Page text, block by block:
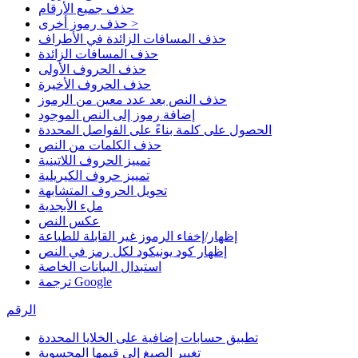
حذف جميع الأرقام
حذف رموز أخرى >
حذف المسافات الزائدة في الأطراف
حذف المسافات الزائدة
حذف الحروف الأولى
حذف الحروف الأخيرة
حذف النص بعد عدد معين من الرموز
إضافة رموز إلى النص الموجود
الحصول على كلمة بناءً على الفواصل المحددة
حذف الكلمات من النص
تمييز الحروف اللاتينية
تمييز حروف الكيريلية
تحويل الحروف المتشابهة
ملء الأبجدية
عكس النص
إظهار/إخفاء الرموز غير القابلة للطباعة
إظهار كود يونيكود لكل رمز في النص
استبدال البيانات الخاصة
ترجمة Google
الرقم
تطبيق حسابات إضافية على الخلايا المحددة
تغيير الصيغ إلى قيمها المحسوبة